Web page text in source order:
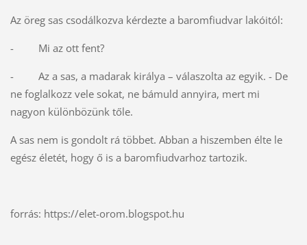
Az öreg sas csodálkozva kérdezte a baromfiudvar lakóitól:
- Mi az ott fent?
- Az a sas, a madarak királya – válaszolta az egyik. - De
ne foglalkozz vele sokat, ne bámuld annyira, mert mi
nagyon különbözünk tőle.
A sas nem is gondolt rá többet. Abban a hiszemben élte le
egész életét, hogy ő is a baromfiudvarhoz tartozik.
forrás: https://elet-orom.blogspot.hu